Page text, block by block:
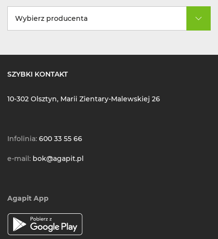
Wybierz producenta
SZYBKI KONTAKT
10-302 Olsztyn, Marii Zientary-Malewskiej 26
Infolinia: 600 33 55 66
e-mail: bok@agapit.pl
Agapit App